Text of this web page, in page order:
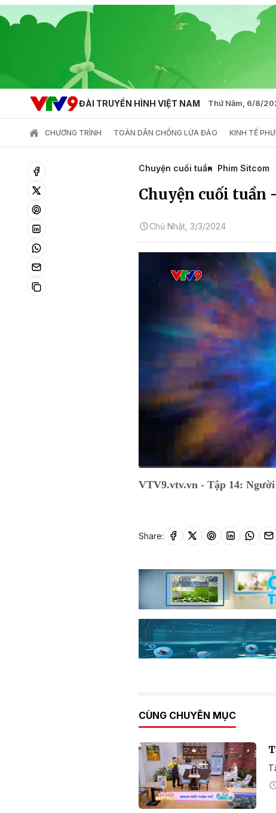
ĐÀI TRUYỀN HÌNH VIỆT NAM Thứ Năm, 6/8/
CHƯƠNG TRÌNH TOÀN DÂN CHỐNG LỪA ĐẢO KINH TẾ
Chuyện cuối tuần Phim Sitcom
Chuyện cuối tuần
Chủ Nhật, 3/3/2024
VTV9.vtv.vn - Tập 14:
Share:
CÙNG CHUYÊN MỤC